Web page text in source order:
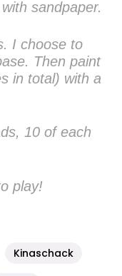
sandpaper.
I choose to
Then paint
in total) with a
10 of each
play!
Kinaschack